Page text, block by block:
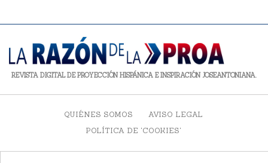
REVISTA DIGITAL DE PROYECCIÓN HISPÁNICA E INSPIRACIÓN JOSEANTONIANA.
QUIÉNES SOMOS
AVISO LEGAL
POLÍTICA DE 'COOKIES'